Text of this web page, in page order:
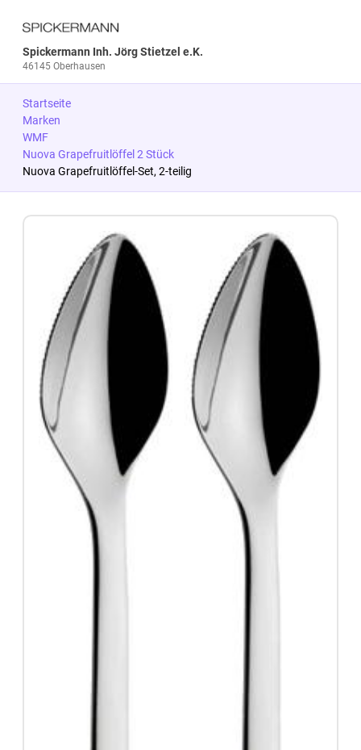
Spickermann Inh. Jörg Stietzel e.K.
46145 Oberhausen
Startseite
Marken
WMF
Nuova Grapefruitlöffel 2 Stück
Nuova Grapefruitlöffel-Set, 2-teilig